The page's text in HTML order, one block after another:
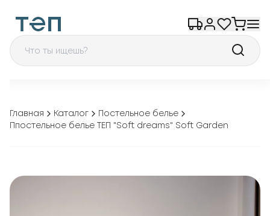
Главная Каталог
Постельное белье
Ппостельное белье ТЕП "Soft dreams" Soft Garden